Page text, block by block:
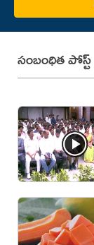
సంబంధిత పోస్ట్